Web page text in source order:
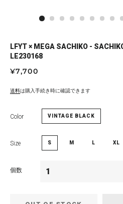
LFYT × MEGA SACHIKO -
LE230168
通
価
セ
ル
¥7,700
送料は購入手続き時に確認できます
Color VINTAGE BLACK
Size S M L XL
個数